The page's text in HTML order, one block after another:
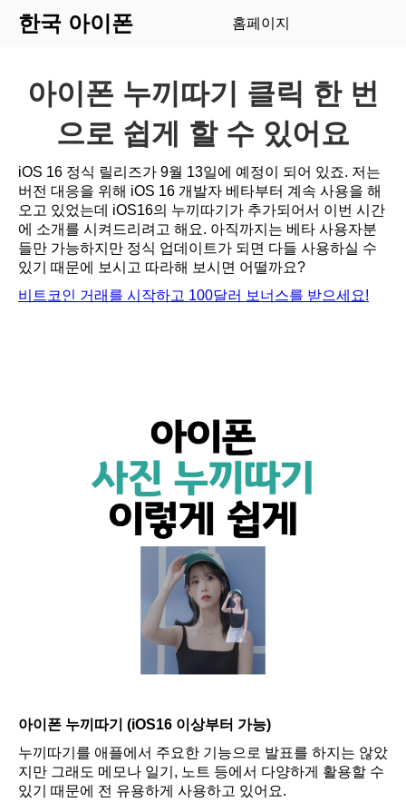
한국 아이폰 홈페이지
아이폰 누끼따기 클릭 한 번
으로 쉽게 할 수 있어요
iOS 16 정식 릴리즈가 9월 13일에 예정이 되어 있죠. 저는
버전 대응을 위해 iOS 16 개발자 베타부터 계속 사용을 해
오고 있었는데 iOS16의 누끼따기가 추가되어서 이번 시간
에 소개를 시켜드리려고 해요. 아직까지는 베타 사용자분
들만 가능하지만 정식 업데이트가 되면 다들 사용하실 수
있기 때문에 보시고 따라해 보시면 어떨까요?
비트코인 거래를 시작하고 100달러 보너스를 받으세요!
아이폰 누끼따기 (iOS16 이상부터 가능)
누끼따기를 애플에서 주요한 기능으로 발표를 하지는 않았
지만 그래도 메모나 일기, 노트 등에서 다양하게 활용할 수
있기 때문에 전 유용하게 사용하고 있어요.